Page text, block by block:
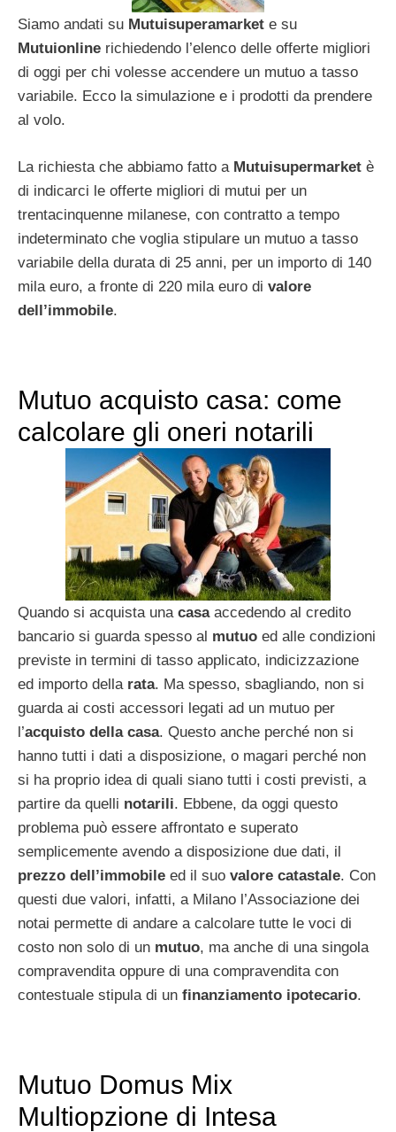
Siamo andati su Mutuisuperamarket e su
Mutuionline richiedendo l’elenco delle offerte migliori
di oggi per chi volesse accendere un mutuo a tasso
variabile. Ecco la simulazione e i prodotti da prendere
al volo.
La richiesta che abbiamo fatto a Mutuisupermarket è
di indicarci le offerte migliori di mutui per un
trentacinquenne milanese, con contratto a tempo
indeterminato che voglia stipulare un mutuo a tasso
variabile della durata di 25 anni, per un importo di 140
mila euro, a fronte di 220 mila euro di valore
dell’immobile.
Mutuo acquisto casa: come
calcolare gli oneri notarili
Quando si acquista unacasaaccedendo al credito
bancario si guarda spesso al mutuo ed alle condizioni
previste in termini di tasso applicato, indicizzazione
ed importo dellarata. Ma spesso, sbagliando, non si
guarda ai costi accessori legati ad un mutuo per
l’acquisto della casa. Questo anche perché non si
hanno tutti i dati a disposizione, o magari perché non
si ha proprio idea di quali siano tutti i costi previsti, a
partire da quelli notarili. Ebbene, da oggi questo
problema può essere affrontato e superato
semplicemente avendo a disposizione due dati, il
prezzo dell’immobile ed il suo valore catastale. Con
questi due valori, infatti, a Milano l’Associazione dei
notai permette di andare a calcolare tutte le voci di
costo non solo di un mutuo, ma anche di una singola
compravendita oppure di una compravendita con
contestuale stipula di un finanziamento ipotecario.
Mutuo Domus Mix
Multiopzione di Intesa